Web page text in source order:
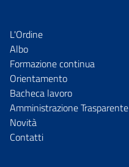
L'Ordine
Albo
Formazione continua
Orientamento
Bacheca lavoro
Amministrazione Trasparente
Novità
Contatti